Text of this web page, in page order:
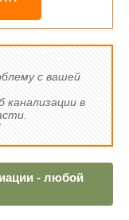
с вашей
канализации в
- любой